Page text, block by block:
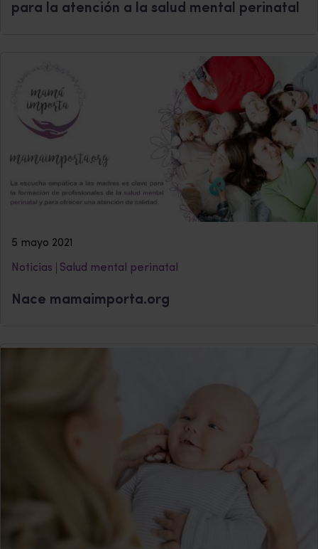
para la atención a la salud mental perinatal
5 mayo 2021
Noticias Salud mental perinatal
Nace mamaimporta.org